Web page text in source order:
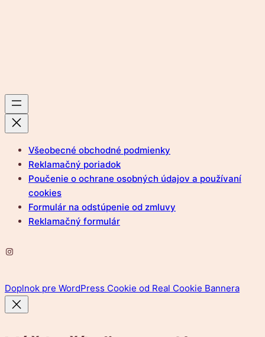
Všeobecné obchodné podmienky
Reklamačný poriadok
Poučenie o ochrane osobných údajov a používaní
cookies
Formulár na odstúpenie od zmluvy
Reklamačný formulár
Instagram
Doplnok pre WordPress Cookie od Real Cookie Bannera